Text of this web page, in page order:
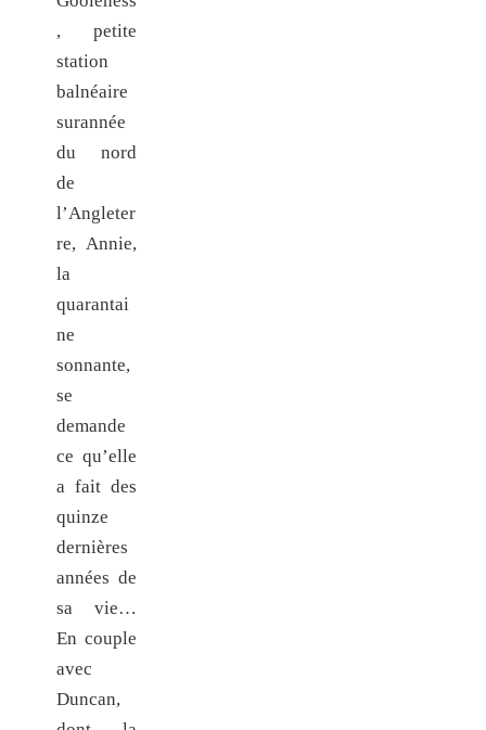
, petite
station
balnéaire
surannée
du nord
de
l’Angleter
re, Annie,
la
quarantai
ne
sonnante,
se
demande
ce qu’elle
a fait des
quinze
dernières
années de
sa vie…
En couple
avec
Duncan,